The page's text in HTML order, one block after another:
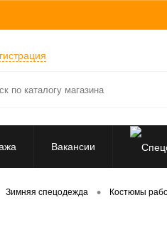
Вакансии
Перчатки, рукавицы
Зимняя спецодежда • Костюмы